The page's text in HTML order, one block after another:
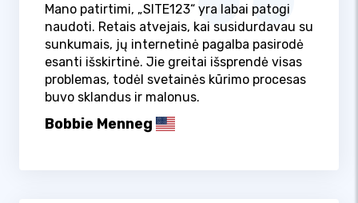
Mano patirtimi, „SITE123“ yra labai patogi
naudoti. Retais atvejais, kai susidurdavau su
sunkumais, jų internetinė pagalba pasirodė
esanti išskirtinė. Jie greitai išsprendė visas
problemas, todėl svetainės kūrimo procesas
buvo sklandus ir malonus.
Bobbie Menneg